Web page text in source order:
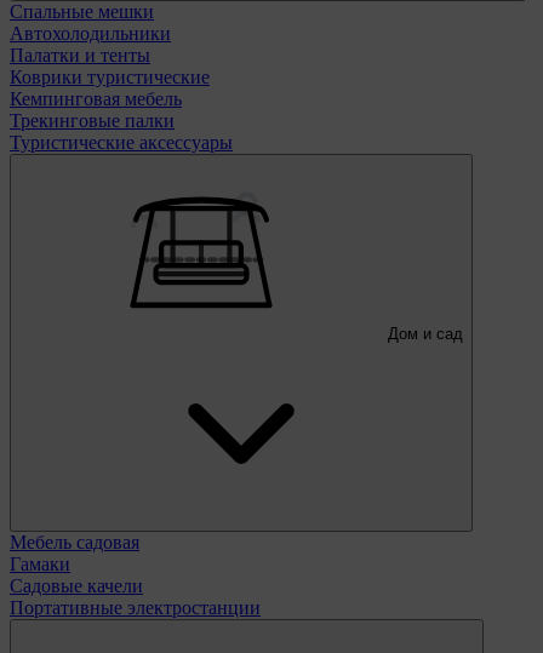
Спальные мешки
Автохолодильники
Палатки и тенты
Коврики туристические
Кемпинговая мебель
Трекинговые палки
Туристические аксессуары
Дом и сад
Мебель садовая
Гамаки
Садовые качели
Портативные электростанции